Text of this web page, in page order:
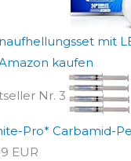
mit
kaufen
Nr. 3
Pro* Carbamid-
EUR